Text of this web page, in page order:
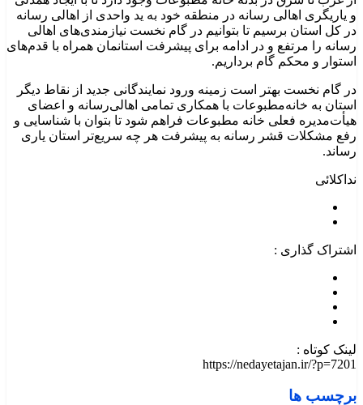
و یاریگری اهالی رسانه در منطقه خود به ید واحدی از اهالی رسانه
در کل استان برسیم تا بتوانیم در گام نخست نیازمندی‌های اهالی
رسانه را مرتفع و در ادامه برای پیشرفت استانمان همراه با قدم‌های
استوار و محکم گام برداریم.
در گام نخست بهتر است زمینه ورود نمایندگانی جدید از نقاط دیگر
استان به خانه‌مطبوعات با همکاری تمامی اهالی‌رسانه و اعضای
هیأت‌مدیره فعلی خانه مطبوعات فراهم شود تا بتوان با شناسایی و
رفع مشکلات قشر رسانه به پیشرفت هر چه سریع‌تر استان یاری
رساند.
نداکلائی
اشتراک گذاری :
لینک کوتاه :
https://nedayetajan.ir/?p=7201
برچسب ها